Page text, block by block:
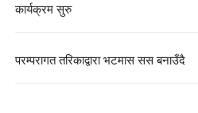
कार्यक्रम सुरु
परम्परागत तरिकाद्वारा भटमास सस बनाउँदै